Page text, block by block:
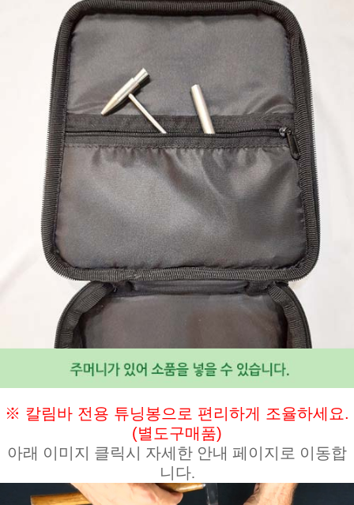
※ 칼림바 전용 튜닝봉으로 편리하게 조율하세요.
(별도구매품)
아래 이미지 클릭시 자세한 안내 페이지로 이동합
니다.